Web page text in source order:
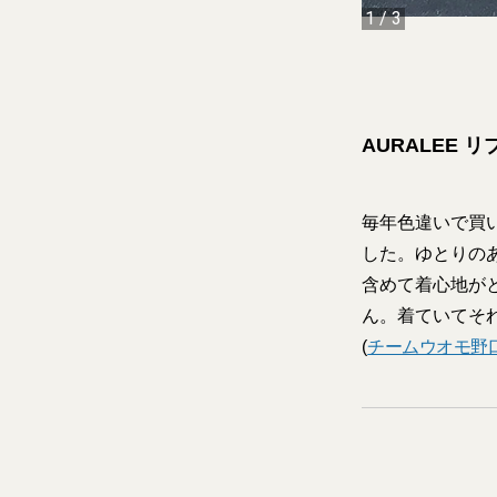
1/3
AURALEE リ
毎年色違いで買
した。ゆとりの
含めて着心地が
ん。着ていてそ
(チームウオモ野